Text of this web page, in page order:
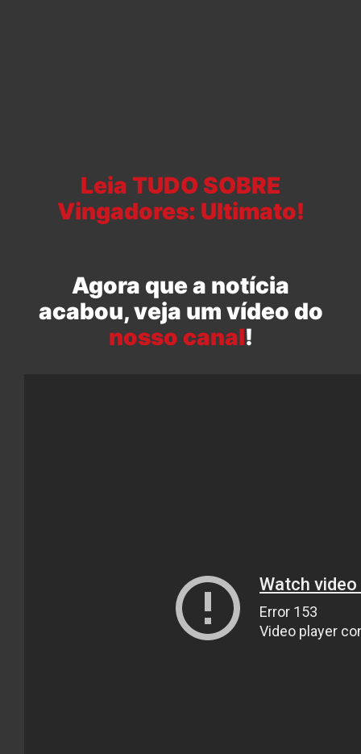
Leia TUDO SOBRE
Vingadores: Ultimato!
Agora que a notícia
acabou, veja um vídeo do
nosso canal!